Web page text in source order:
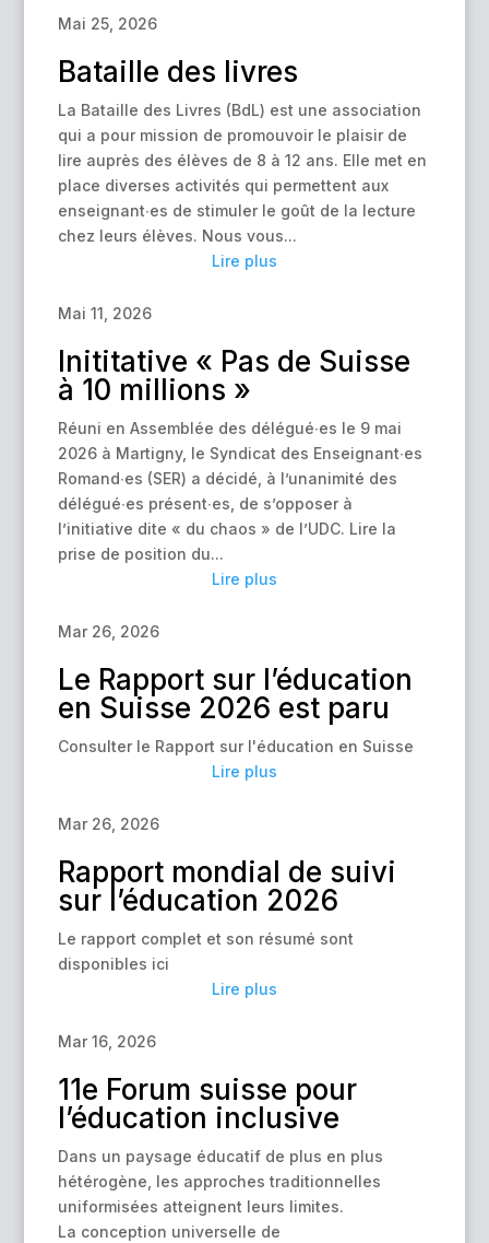
Mai 25, 2026
Bataille des livres
La Bataille des Livres (BdL) est une association
qui a pour mission de promouvoir le plaisir de
lire auprès des élèves de 8 à 12 ans. Elle met en
place diverses activités qui permettent aux
enseignant∙es de stimuler le goût de la lecture
chez leurs élèves. Nous vous...
Lire plus
Mai 11, 2026
Inititative « Pas de Suisse
à 10 millions »
Réuni en Assemblée des délégué∙es le 9 mai
2026 à Martigny, le Syndicat des Enseignant∙es
Romand∙es (SER) a décidé, à l’unanimité des
délégué∙es présent∙es, de s’opposer à
l’initiative dite « du chaos » de l’UDC. Lire la
prise de position du...
Lire plus
Mar 26, 2026
Le Rapport sur l’éducation
en Suisse 2026 est paru
Consulter le Rapport sur l'éducation en Suisse
Lire plus
Mar 26, 2026
Rapport mondial de suivi
sur l’éducation 2026
Le rapport complet et son résumé sont
disponibles ici
Lire plus
Mar 16, 2026
11e Forum suisse pour
l’éducation inclusive
Dans un paysage éducatif de plus en plus
hétérogène, les approches traditionnelles
uniformisées atteignent leurs limites.
La conception universelle de